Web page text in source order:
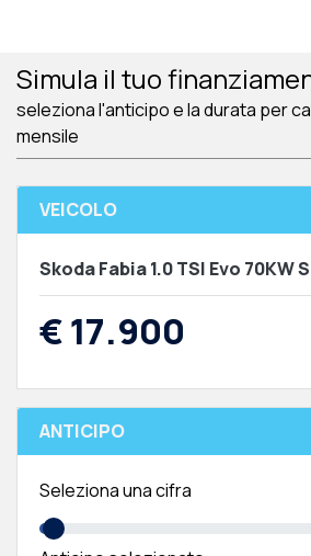
Simula il tuo
seleziona l'anticipo e la durata per
mensile
VEICOLO
Skoda Fabia 1.0 TSI Evo 70KW
€ 17.900
ANTICIPO
Seleziona una cifra